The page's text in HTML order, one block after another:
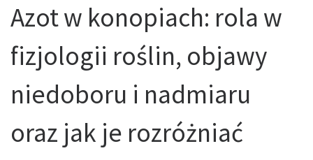
Azot w konopiach: rola w
fizjologii roślin, objawy
niedoboru i nadmiaru
oraz jak je rozróżniać